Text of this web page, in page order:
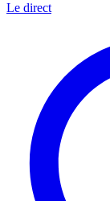
Le direct